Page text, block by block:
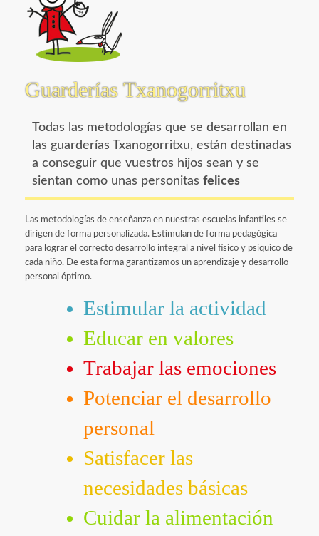
Guarderías Txanogorritxu
Todas las metodologías que se desarrollan en
las guarderías Txanogorritxu, están destinadas
a conseguir que vuestros hijos sean y se
sientan como unas personitas felices
Las metodologías de enseñanza en nuestras escuelas infantiles se
dirigen de forma personalizada. Estimulan de forma pedagógica
para lograr el correcto desarrollo integral a nivel físico y psíquico de
cada niño. De esta forma garantizamos un aprendizaje y desarrollo
personal óptimo.
Estimular la actividad
Educar en valores
Trabajar las emociones
Potenciar el desarrollo
personal
Satisfacer las
necesidades básicas
Cuidar la alimentación